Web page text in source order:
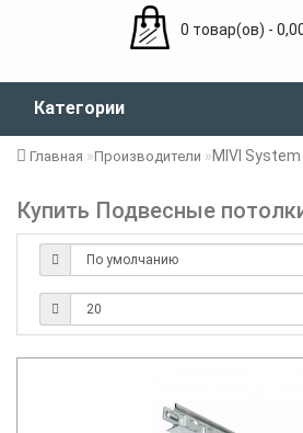
0 товар(ов) -
Категории
Главная Производители MIVI System
Купить Подвесные